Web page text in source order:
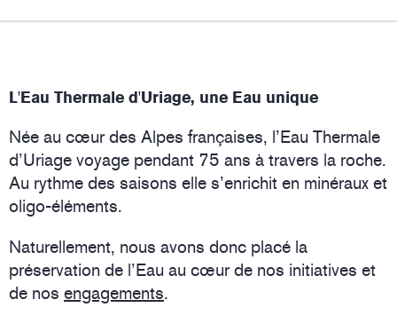
L'Eau Thermale d'Uriage, une Eau unique
Née au cœur des Alpes françaises, l’Eau Thermale
d’Uriage voyage pendant 75 ans à travers la roche.
Au rythme des saisons elle s’enrichit en minéraux et
oligo-éléments.
Naturellement, nous avons donc placé la
préservation de l’Eau au cœur de nos initiatives et
de nos engagements.